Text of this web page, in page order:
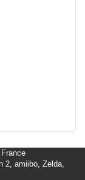
2, amiibo, Zelda,